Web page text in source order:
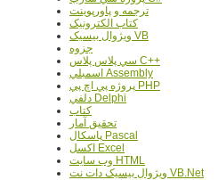
ترجمه و پاورپوينت
کتاب الکترونيک
ويژوال بيسيک VB
جزوه
سي پلاس پلاس C++
اسمبلي Assembly
پروژه پي اچ پي PHP
دلفي Delphi
کتاب
تحقيق آمار
پاسکال Pascal
اکسل Excel
وب سايت HTML
ويژوال بيسيک دات نت VB.Net